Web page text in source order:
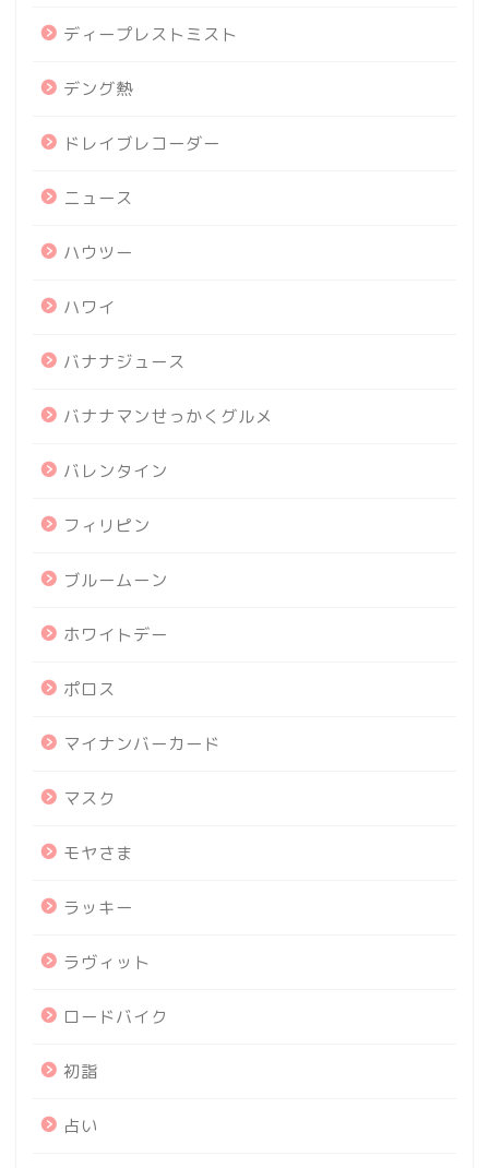
ディープレストミスト
デング熱
ドレイブレコーダー
ニュース
ハウツー
ハワイ
バナナジュース
バナナマンせっかくグルメ
バレンタイン
フィリピン
ブルームーン
ホワイトデー
ポロス
マイナンバーカード
マスク
モヤさま
ラッキー
ラヴィット
ロードバイク
初詣
占い